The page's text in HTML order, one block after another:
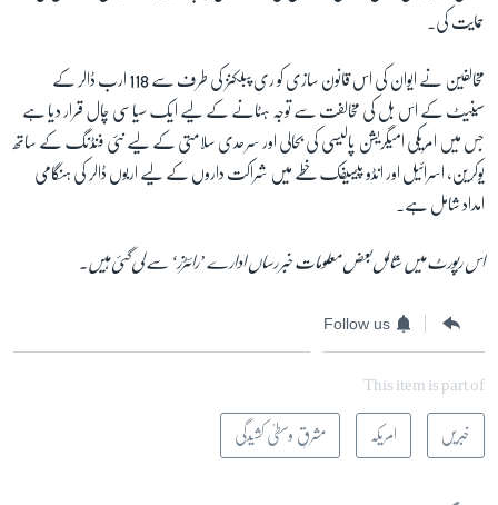
حمایت کی۔
مخالفین نے ایوان کی اس قانون سازی کو ری پبلکنز کی طرف سے 118 ارب ڈالر کے
سینیٹ کے اس بل کی مخالفت سے توجہ ہٹانے کے لیے ایک سیاسی چال قرار دیا ہے
جس میں امریکی امیگریشن پالیسی کی بحالی اور سرحدی سلامتی کے لیے نئی فنڈنگ کے ساتھ
یوکرین، اسرائیل اور انڈو پیسیفک خطے میں شراکت داروں کے لیے اربوں ڈالر کی ہنگامی
امداد شامل ہے۔
اس رپورٹ میں شامل بعض معلومات خبر رساں ادارے ’رائٹرز‘ سے لی گئی ہیں۔
Follow us
This item is part of
خبریں امریکہ مشرقِ وسطیٰ کشیدگی